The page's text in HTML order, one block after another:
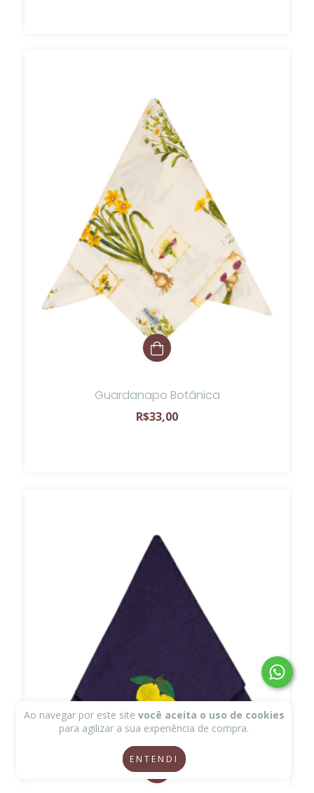
Ao navegar por este site você aceita o uso de cookies
para agilizar a sua experiência de compra.
ENTENDI
Guardanapo Botânica
R$33,00